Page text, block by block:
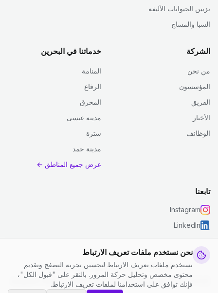
نحن نستخدم ملفات تعريف الارتباط
نستخدم ملفات تعريف الارتباط لتحسين تجربة التصفح وتقديم
محتوى مخصص وتحليل حركة المرور. بالنقر على "قبول الكل"،
فإنك توافق على استخدامنا لملفات تعريف الارتباط.
تزيين الحيوانات الأليفة
السبا والمساج
الشركة
من نحن
المؤسسون
الفريق
الأخبار
الوظائف
خدماتنا في البحرين
المنامة
الرفاع
المحرق
مدينة عيسى
سترة
مدينة حمد
عرض جميع المناطق ←
تابعنا
Instagram
LinkedIn
© 2026 جست كلين. جميع الحقوق محفوظة.
سياسة الخصوصية
الشروط والأحكام | إعدادات ملفات تعريف الارتباط